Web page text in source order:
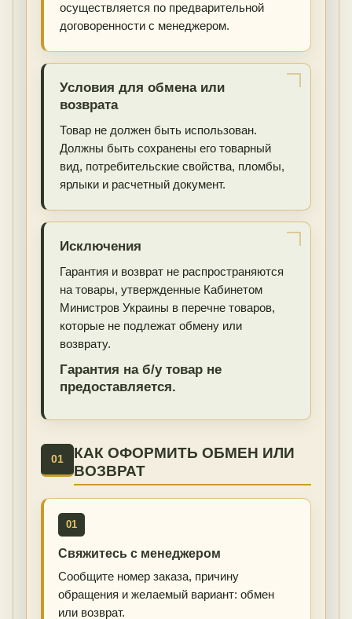
осуществляется по предварительной
договоренности с менеджером.
Условия для обмена или
возврата
Товар не должен быть использован.
Должны быть сохранены его товарный
вид, потребительские свойства, пломбы,
ярлыки и расчетный документ.
Исключения
Гарантия и возврат не распространяются
на товары, утвержденные Кабинетом
Министров Украины в перечне товаров,
которые не подлежат обмену или
возврату.
Гарантия на б/у товар не
предоставляется.
01
КАК ОФОРМИТЬ ОБМЕН ИЛИ
ВОЗВРАТ
01
Свяжитесь с менеджером
Сообщите номер заказа, причину
обращения и желаемый вариант: обмен
или возврат.